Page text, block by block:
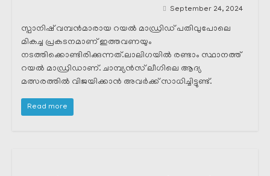
September 24, 2024
സ്പാനിഷ് വമ്പൻമാരായ റയൽ മാഡ്രിഡ് പതിവുപോലെ
മികച്ച പ്രകടനമാണ് ഇത്തവണയും
നടത്തിക്കൊണ്ടിരിക്കുന്നത്.ലാലിഗയിൽ രണ്ടാം സ്ഥാനത്ത്
റയൽ മാഡ്രിഡാണ്. ചാമ്പ്യൻസ് ലീഗിലെ ആദ്യ
മത്സരത്തിൽ വിജയിക്കാൻ അവർക്ക് സാധിച്ചിട്ടുണ്ട്.
Read more